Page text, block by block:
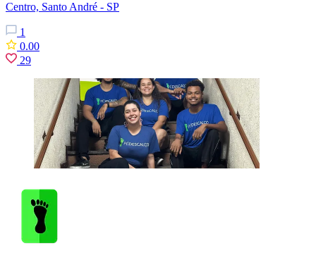
Centro, Santo André - SP
1
0.00
29